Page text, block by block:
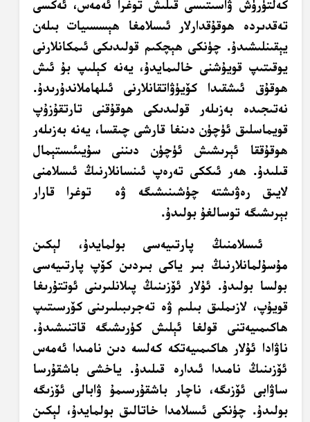
كەلتۈرۈش ۋاسىتىسى قىلىش توغرا ئەمەس، ئەكسى
تەقدىردە ھوقۇقدارلار ئىسلامغا ھېسسىيات بىلەن
يېقىنلىشىدۇ. چۈنكى ھېچكىم قولىدىكى ئىمكانلارنى
يوقىتىپ قويۇشنى خالىمايدۇ، يەنە كېلىپ بۇ ئىش
ھوقۇق ئىشقىدا كۆيۈۋاتقانلارنى ئىلھاملاندۇرىدۇ.
نەتىجىدە بەزىلەر قولىدىكى ھوقۇقنى تارتقۇزۇپ
قويماسلىق ئۈچۈن دىنغا قارشى چىقسا، يەنە بەزىلەر
ھوقۇققا ئېرىشىش ئۈچۈن دىننى سۇيىئىستېمال
قىلىدۇ. ھەر ئىككى تەرەپ ئىنسانلارنىڭ ئىسلامنى
لايىق رەۋىشتە چۈشىنىشىگە ۋە توغرا قارار
بېرىشىگە توسالغۇ بولىدۇ.
ئىسلامنىڭ پارتىيەسى بولمايدۇ، لېكىن
مۇسۇلمانلارنىڭ بىر ياكى بىردىن كۆپ پارتىيەسى
بولسا بولىدۇ. ئۇلار ئۆزىنىڭ پىلانلىرىنى ئوتتۇرىغا
قويۇپ، لازىملىق بىلىم ۋە تەجرىبىلىرىنى كۆرسىتىپ
ھاكىمىيەتنى قولغا ئېلىش كۈرىشىگە قاتنىشىدۇ.
ناۋادا ئۇلار ھاكىمىيەتكە كەلسە دىن نامىدا ئەمەس
ئۆزىنىڭ نامىدا ئىدارە قىلىدۇ. ياخشى باشقۇرسا
ساۋابى ئۆزىگە، ناچار باشقۇرسىمۇ ۋابالى ئۆزىگە
بولىدۇ. چۈنكى ئىسلامدا خاتالىق بولمايدۇ، لېكىن